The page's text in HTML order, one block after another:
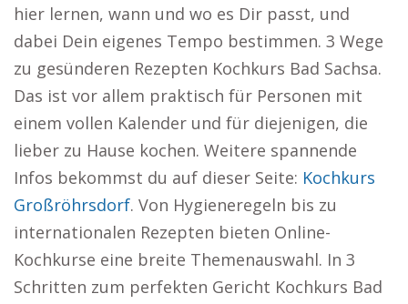
hier lernen, wann und wo es Dir passt, und
dabei Dein eigenes Tempo bestimmen. 3 Wege
zu gesünderen Rezepten Kochkurs Bad Sachsa.
Das ist vor allem praktisch für Personen mit
einem vollen Kalender und für diejenigen, die
lieber zu Hause kochen. Weitere spannende
Infos bekommst du auf dieser Seite: Kochkurs
Großröhrsdorf. Von Hygieneregeln bis zu
internationalen Rezepten bieten Online-
Kochkurse eine breite Themenauswahl. In 3
Schritten zum perfekten Gericht Kochkurs Bad